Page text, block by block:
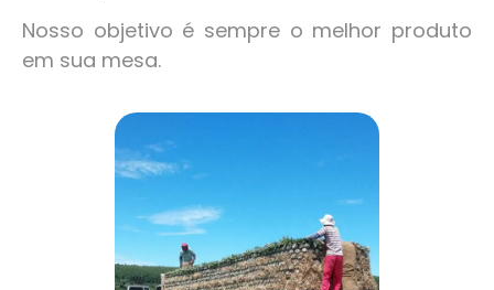
Nosso objetivo é sempre o melhor produto
em sua mesa.